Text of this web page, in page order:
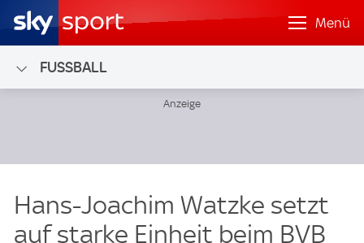
Menü
FUSSBALL
Hans-Joachim Watzke setzt
auf starke Einheit beim BVB